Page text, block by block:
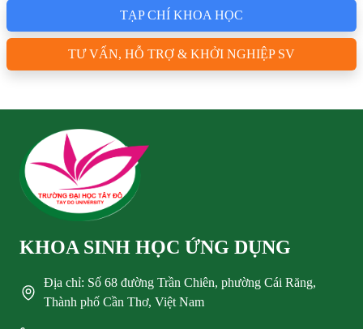
TẠP CHÍ KHOA HỌC
TƯ VẤN, HỖ TRỢ & KHỞI NGHIỆP SV
KHOA SINH HỌC ỨNG DỤNG
Địa chỉ: Số 68 đường Trần Chiên, phường Cái Răng,
Thành phố Cần Thơ, Việt Nam